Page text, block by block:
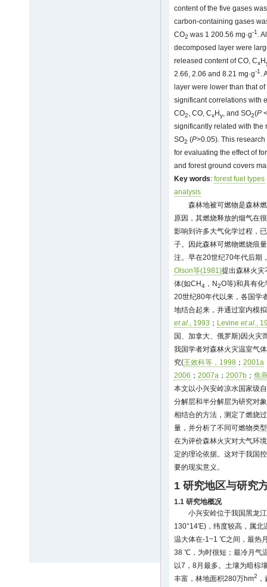
content of the five gases
carbon-containing gases
CO2 was 1 200.56 mg·g-1 .
decomposed layer were
released content of CO, CxH
2.66, 2.06 and 8.21 mg·g-1 .
layer were lower than that
significant correlations with
CO2, CO, CxHy, and SO2(P
significantly related with the
SO2 (P>0.05). This
for evaluating the effect of
and forest ground covers
Key words: forest fuel types
analysis
森林地被可燃物是森林
原因，其燃烧释放的烟气在
影响到许多大气化学过程，
子。因此森林可燃物燃烧痕
注。早在20世纪70年代后期
Olson等(1981)提出森林火灾
体(如CH4 ，N2O等)和具有化
20世纪80年代以来，各国学
地结合起来，并通过室内模
et al., 1993 ； Levine et al.,
国、加拿大、俄罗斯)因火灾
我国学者对森林火灾温室气
究(王效科等，1998 ； 2001a
2006 ； 2007a ； 2007b ； 焦
本文以小兴安岭凉水国家级
分解层和半分解层为研究对
相结合的方法，测定了燃烧
量，并分析了不同可燃物类
在为评价森林火灾对大气环
定的理论依据。这对于我国
要的现实意义。
1 研究地区与研究
1.1 研究地概况
小兴安岭位于我国黑龙
130°14′E)，纬度较高，属
温大体在-1~1 ℃之间，最热
38 ℃，为时很短；最冷月气
以7，8月最多。土壤为暗棕
丰富，林地面积280万hm2